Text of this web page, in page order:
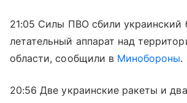
21:05 Силы ПВО сбили украинский
летательный аппарат над
области, сообщили в Минобороны.
20:56 Две украинские ракеты и